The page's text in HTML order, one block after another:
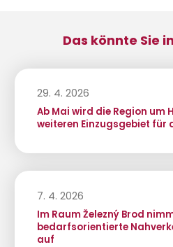
Das könnte Sie
29. 4. 2026
Ab Mai wird die Region um
weiteren Einzugsgebiet für
7. 4. 2026
Im Raum Železný Brod
bedarfsorientierte
auf